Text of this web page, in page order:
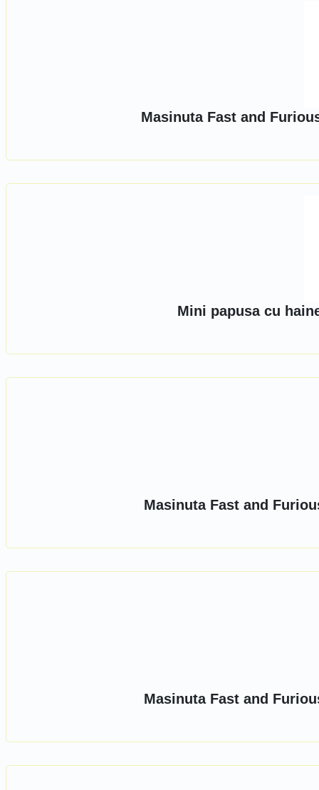
Masinuta Fast and
Mini papusa cu
Masinuta Fast and
Masinuta Fast and